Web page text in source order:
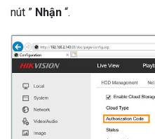
nút ” Nhận “.